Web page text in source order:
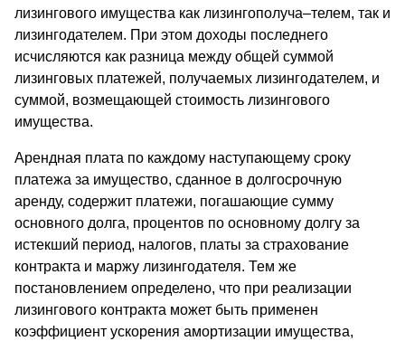
лизингового имущества как лизингополуча–телем, так и
лизингодателем. При этом доходы последнего
исчисляются как разница между общей суммой
лизинговых платежей, получаемых лизингодателем, и
суммой, возмещающей стоимость лизингового
имущества.
Арендная плата по каждому наступающему сроку
платежа за имущество, сданное в долгосрочную
аренду, содержит платежи, погашающие сумму
основного долга, процентов по основному долгу за
истекший период, налогов, платы за страхование
контракта и маржу лизингодателя. Тем же
постановлением определено, что при реализации
лизингового контракта может быть применен
коэффициент ускорения амортизации имущества,